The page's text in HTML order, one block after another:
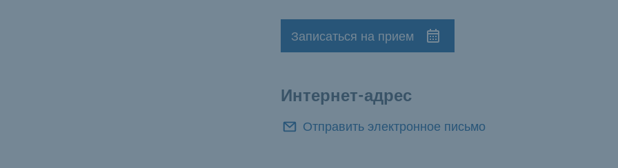
Записаться на прием
Интернет-адрес
Отправить электронное письмо